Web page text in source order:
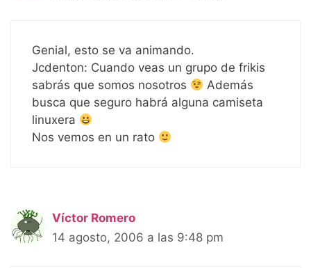
Genial, esto se va animando.
Jcdenton: Cuando veas un grupo de frikis
sabrás que somos nosotros
Además
busca que seguro habrá alguna camiseta
linuxera
Nos vemos en un rato
Víctor Romero
14 agosto, 2006 a las 9:48 pm